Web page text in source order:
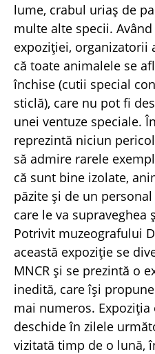
lume, crabul uriaş de
multe alte specii.
expoziţiei, organizatorii
că toate animalele se
închise (cutii special
sticlă), care nu pot fi
unei ventuze speciale.
reprezintă niciun
să admire rarele
că sunt bine izolate,
păzite şi de un
care le va supraveghea
Potrivit muzeografului
această expoziţie se
MNCR şi se prezintă o
inedită, care îşi
mai numeros.
deschide în zilele
vizitată timp de o lună,